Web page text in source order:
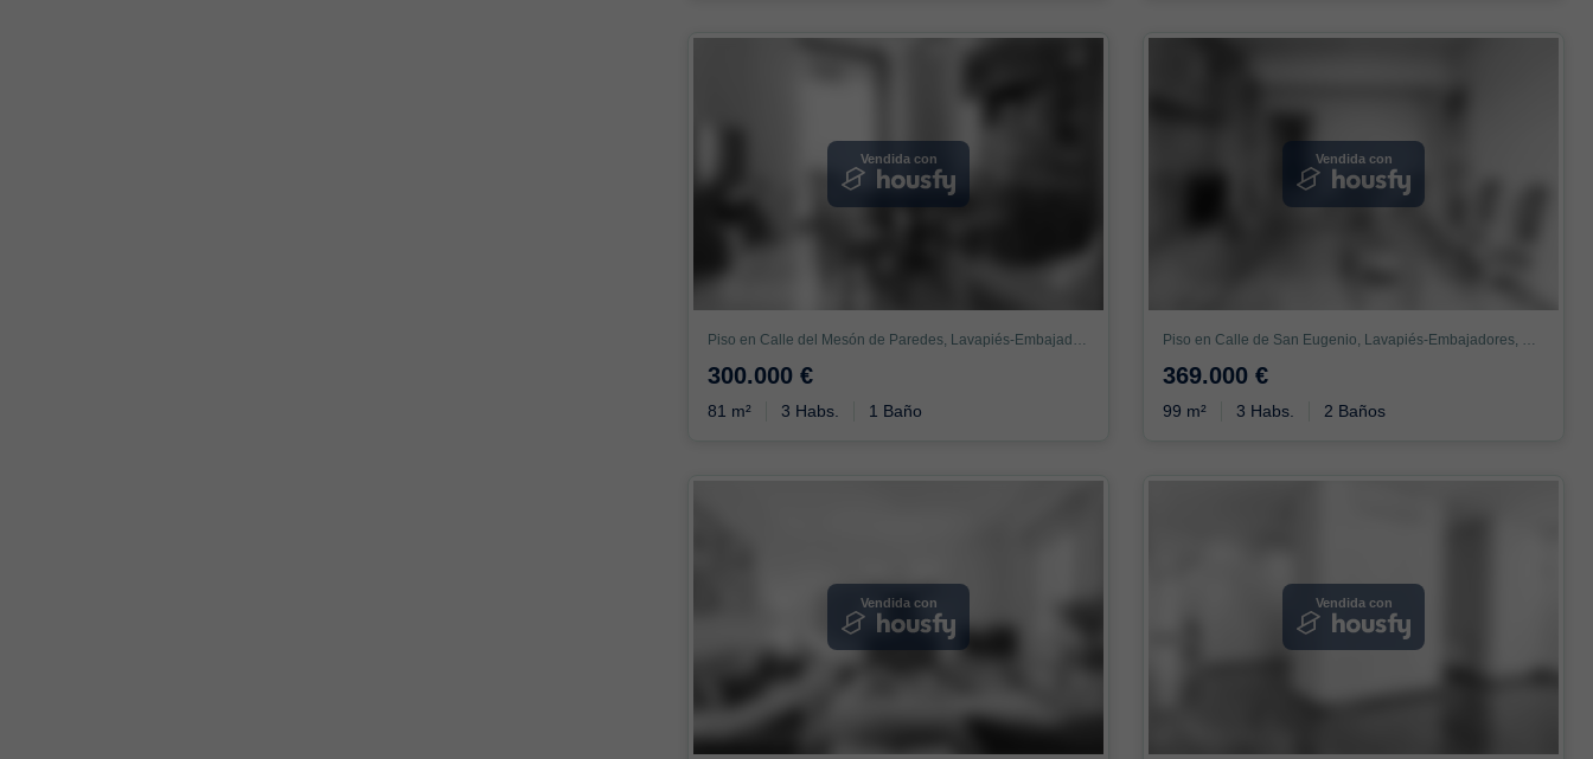
Vendida con
Piso en Calle del Mesón de Paredes, Lavapiés-Embajadores, Madrid
300.000 €
81 m² 3 Habs. 1 Baño
Vendida con
Piso en Calle de San Eugenio, Lavapiés-Embajadores, Madrid
369.000 €
99 m² 3 Habs. 2 Baños
Vendida con Vendida con